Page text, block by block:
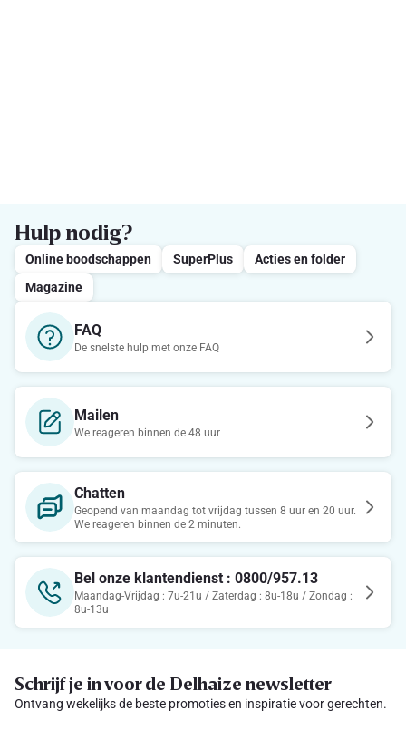
Hulp nodig?
Online boodschappen SuperPlus
Acties en folder
Magazine
FAQ
De snelste hulp met onze FAQ
Mailen
We reageren binnen de 48 uur
Chatten
Geopend van maandag tot vrijdag tussen 8 uur en 20 uur.
We reageren binnen de 2 minuten.
Bel onze klantendienst : 0800/957.13
Maandag-Vrijdag : 7u-21u / Zaterdag : 8u-18u / Zondag :
8u-13u
Schrijf je in voor de Delhaize newsletter
Ontvang wekelijks de beste promoties en inspiratie voor gerechten.